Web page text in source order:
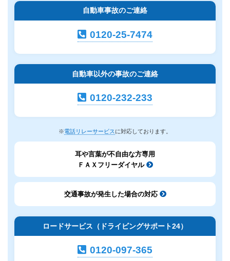
自動車事故のご連絡
0120-25-7474
自動車以外の事故のご連絡
0120-232-233
※電話リレーサービス に対応しております。
耳や言葉が不自由な方専用
ＦＡＸフリーダイヤル
交通事故が発生した場合の対応
ロードサービス（ドライビングサポート24）
0120-097-365